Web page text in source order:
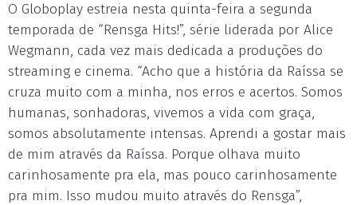
O Globoplay estreia nesta quinta-feira a segunda
temporada de “Rensga Hits!”, série liderada por Alice
Wegmann, cada vez mais dedicada a produções do
streaming e cinema. “Acho que a história da Raíssa se
cruza muito com a minha, nos erros e acertos. Somos
humanas, sonhadoras, vivemos a vida com graça,
somos absolutamente intensas. Aprendi a gostar mais
de mim através da Raíssa. Porque olhava muito
carinhosamente pra ela, mas pouco carinhosamente
pra mim. Isso mudou muito através do Rensga”,